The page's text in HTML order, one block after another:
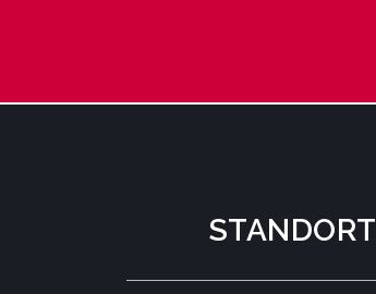
STANDORT